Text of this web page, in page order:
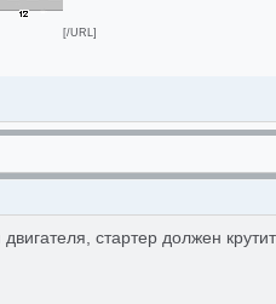
[/URL]
стартер должен